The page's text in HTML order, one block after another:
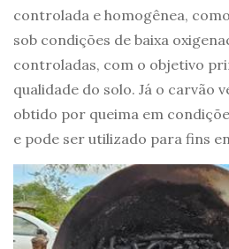
controlada e homogênea,
sob condições de baixa
controladas, com o objetivo
qualidade do solo. Já o carvão
obtido por queima em
e pode ser utilizado para fins